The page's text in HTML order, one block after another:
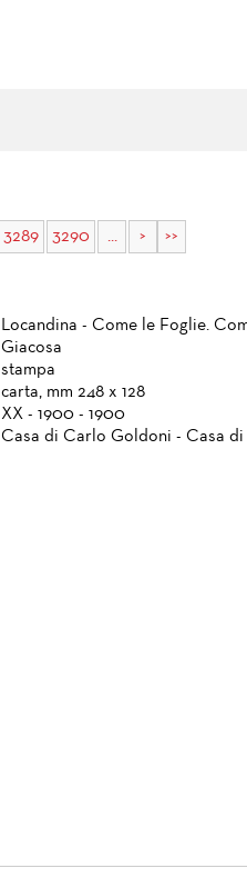
3289 3290 ... > >>
Locandina - Come le Foglie.
Giacosa
stampa
carta, mm 248 x 128
XX - 1900 - 1900
Casa di Carlo Goldoni - Casa